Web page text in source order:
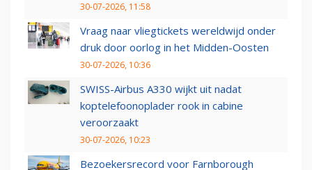
30-07-2026, 11:58
Vraag naar vliegtickets wereldwijd onder
druk door oorlog in het Midden-Oosten
30-07-2026, 10:36
SWISS-Airbus A330 wijkt uit nadat
koptelefoonoplader rook in cabine
veroorzaakt
30-07-2026, 10:23
Bezoekersrecord voor Farnborough